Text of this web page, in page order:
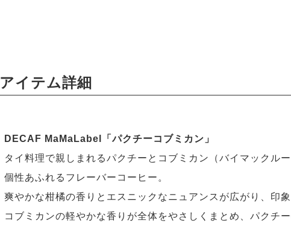
アイテム詳細
DECAF MaMaLabel「パクチーコブミカン」
タイ料理で親しまれるパクチーとコブミカン（バイマックル
個性あふれるフレーバーコーヒー。
爽やかな柑橘の香りとエスニックなニュアンスが広がり、印
コブミカンの軽やかな香りが全体をやさしくまとめ、パクチ